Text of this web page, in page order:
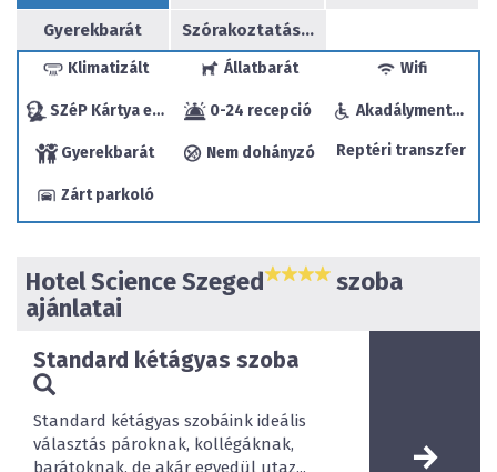
rendezvényekre érkezők, mind pedig a helyi eseményeket,
nevezetességeket felkereső szállóvendégek. A lobby bár
kávékülönlegességekkel, frissítőkkel várja napközben és
este a vendégeket.
Gyerekbarát Szórakoztatás/sport
Klimatizált Állatbarát Wifi
SZéP Kártya elfogadóhely 0-24 recepció Akadálymentesített
Gyerekbarát Nem dohányzó Reptéri transzfer
Zárt parkoló
Hotel Science Szeged
szoba
ajánlatai
Standard kétágyas szoba
Standard kétágyas szobáink ideális
választás pároknak, kollégáknak,
barátoknak, de akár egyedül utaz...